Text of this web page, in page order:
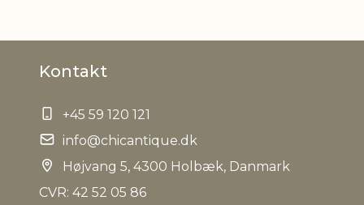
Øvrig
EAN
Tariffnumber
Kontakt
+45 59 120 121
info@chicantique.dk
Højvang 5, 4300 Holbæk, Danmark
CVR: 42 52 05 86